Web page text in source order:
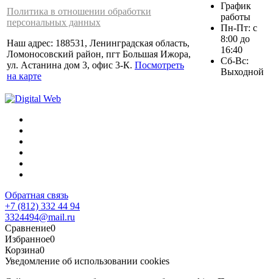
Политика в отношении обработки
персональных данных
Наш адрес: 188531, Ленинградская область,
Ломоносовский район, пгт Большая Ижора,
ул. Астанина дом 3, офис 3-К. Посмотреть
на карте
График
работы
Пн-Пт: с
8:00 до
16:40
Сб-Вс:
Выходной
Обратная связь
+7 (812) 332 44 94
3324494@mail.ru
Сравнение0
Избранное0
Корзина0
Уведомление об использовании cookies